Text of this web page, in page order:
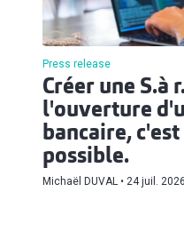
Press release
Créer une S.à
l'ouverture
bancaire,
possible.
Michaël DUVAL 24 juil. 2026